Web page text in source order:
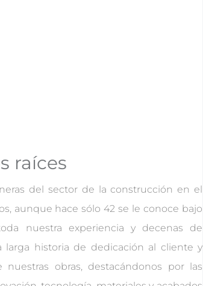
raíces
del sector de la construcción en el
aunque hace sólo 42 se le conoce bajo
nuestra experiencia y decenas de
larga historia de dedicación al cliente y
obras, destacándonos por las